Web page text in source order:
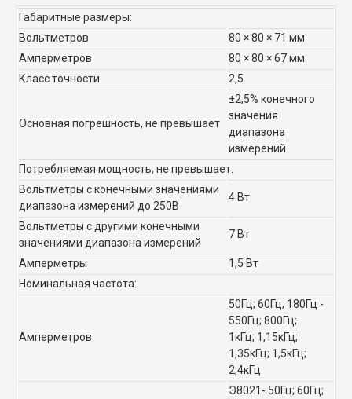
Габаритные размеры:
Вольтметров
80 × 80 × 71 мм
Амперметров
80 × 80 × 67 мм
Класс точности
2,5
Основная погрешность, не превышает
±2,5% конечного
значения
диапазона
измерений
Потребляемая мощность, не превышает:
Вольтметры с конечными значениями
диапазона измерений до 250В
4 Вт
Вольтметры с другими конечными
значениями диапазона измерений
7 Вт
Амперметры
1,5 Вт
Номинальная частота:
Амперметров
50Гц; 60Гц; 180Гц -
550Гц; 800Гц;
1кГц; 1,15кГц;
1,35кГц; 1,5кГц;
2,4кГц
Э8021- 50Гц; 60Гц;